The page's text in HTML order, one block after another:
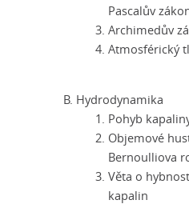
Pascalův
Archimedův
Atmosférický
Hydrodynamika
Pohyb
Objemové
Bernoulliova
Věta o
kapalin